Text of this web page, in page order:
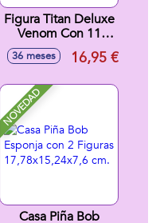
Figura Titan Deluxe
Venom Con 11
Puntos de
Articulacíon 30 cm.
36 meses 16,95 €
NOVEDAD
Casa Piña Bob